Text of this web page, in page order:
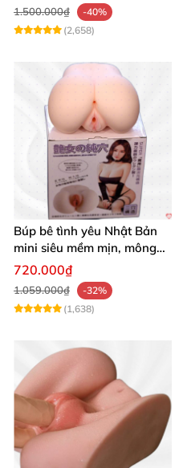
1.500.000₫
-40%
(2,658)
Búp bê tình yêu Nhật Bản
mini siêu mềm mịn, mông
tròn quyến rũ
720.000₫
1.059.000₫
-32%
(1,638)